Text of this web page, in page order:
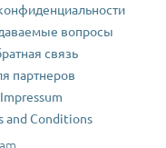
вопросы
связь
партнеров
Impressum
and Conditions